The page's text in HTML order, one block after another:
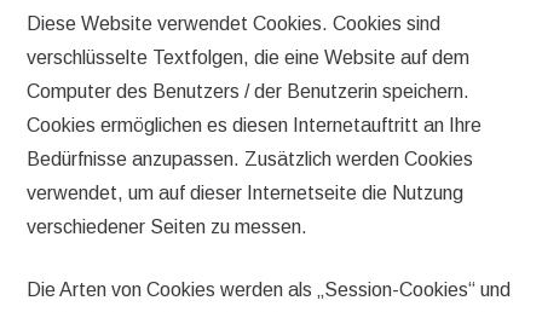
Diese Website verwendet Cookies. Cookies sind
verschlüsselte Textfolgen, die eine Website auf dem
Computer des Benutzers / der Benutzerin speichern.
Cookies ermöglichen es diesen Internetauftritt an Ihre
Bedürfnisse anzupassen. Zusätzlich werden Cookies
verwendet, um auf dieser Internetseite die Nutzung
verschiedener Seiten zu messen.
Die Arten von Cookies werden als „Session-Cookies“ und